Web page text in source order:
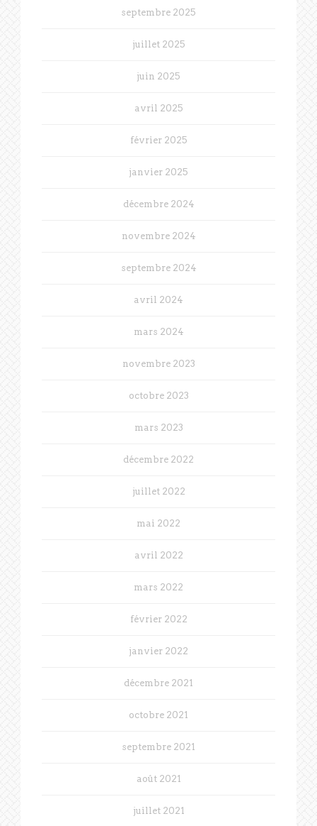
septembre 2025
juillet 2025
juin 2025
avril 2025
février 2025
janvier 2025
décembre 2024
novembre 2024
septembre 2024
avril 2024
mars 2024
novembre 2023
octobre 2023
mars 2023
décembre 2022
juillet 2022
mai 2022
avril 2022
mars 2022
février 2022
janvier 2022
décembre 2021
octobre 2021
septembre 2021
août 2021
juillet 2021